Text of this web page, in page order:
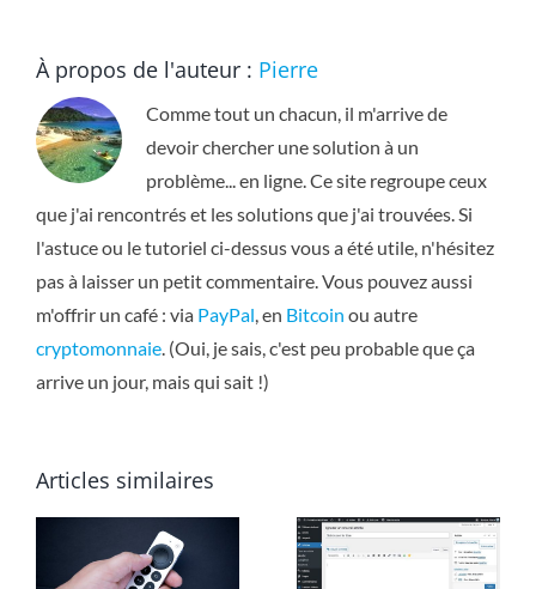
À propos de l'auteur : Pierre
Comme tout un chacun, il m'arrive de
devoir chercher une solution à un
problème... en ligne. Ce site regroupe ceux
que j'ai rencontrés et les solutions que j'ai trouvées. Si
l'astuce ou le tutoriel ci-dessus vous a été utile, n'hésitez
pas à laisser un petit commentaire. Vous pouvez aussi
m'offrir un café : via PayPal , en Bitcoin ou autre
cryptomonnaie . (Oui, je sais, c'est peu probable que ça
arrive un jour, mais qui sait !)
Articles similaires